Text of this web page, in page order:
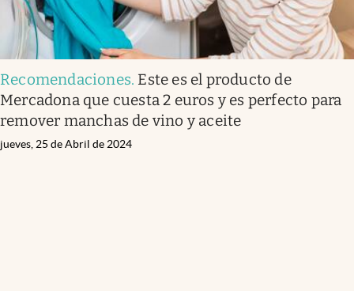
Recomendaciones. Este es el producto de
Mercadona que cuesta 2 euros y es perfecto para
remover manchas de vino y aceite
jueves, 25 de Abril de 2024